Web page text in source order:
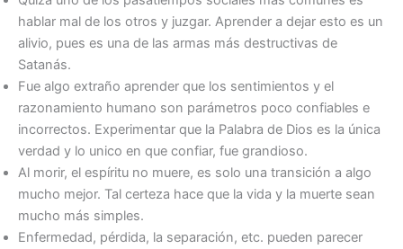
hablar mal de los otros y juzgar. Aprender a dejar esto es un
alivio, pues es una de las armas más destructivas de
Satanás.
Fue algo extraño aprender que los sentimientos y el
razonamiento humano son parámetros poco confiables e
incorrectos. Experimentar que la Palabra de Dios es la única
verdad y lo unico en que confiar, fue grandioso.
Al morir, el espíritu no muere, es solo una transición a algo
mucho mejor. Tal certeza hace que la vida y la muerte sean
mucho más simples.
Enfermedad, pérdida, la separación, etc. pueden parecer